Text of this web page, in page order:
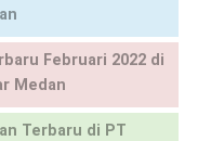
Februari 2022 di
Medan
Terbaru di PT